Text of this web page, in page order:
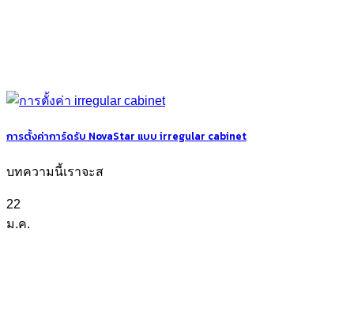
การตั้งค่าการ์ดรับ NovaStar แบบ irregular cabinet
บทความนี้เราจะส
22
ม.ค.